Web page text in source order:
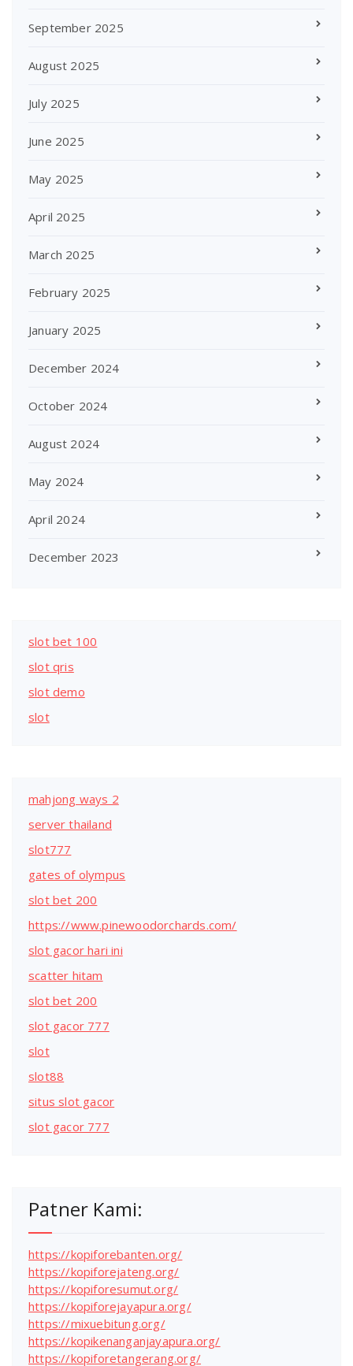
September 2025
August 2025
July 2025
June 2025
May 2025
April 2025
March 2025
February 2025
January 2025
December 2024
October 2024
August 2024
May 2024
April 2024
December 2023
slot bet 100
slot qris
slot demo
slot
mahjong ways 2
server thailand
slot777
gates of olympus
slot bet 200
https://www.pinewoodorchards.com/
slot gacor hari ini
scatter hitam
slot bet 200
slot gacor 777
slot
slot88
situs slot gacor
slot gacor 777
Patner Kami:
https://kopiforebanten.org/
https://kopiforejateng.org/
https://kopiforesumut.org/
https://kopiforejayapura.org/
https://mixuebitung.org/
https://kopikenanganjayapura.org/
https://kopiforetangerang.org/